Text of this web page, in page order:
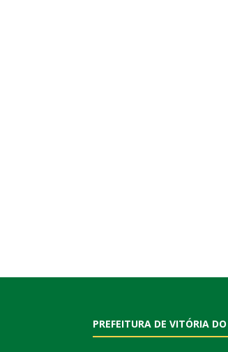
PREFEITURA DE VITÓRIA